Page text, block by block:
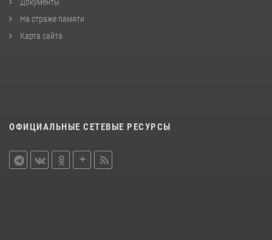
На страже памяти
Карта сайта
ОФИЦИАЛЬНЫЕ СЕТЕВЫЕ РЕСУРСЫ